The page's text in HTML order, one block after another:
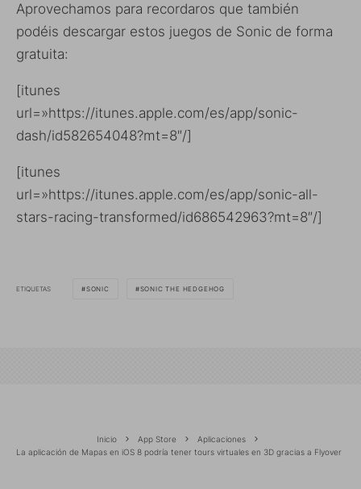
Aprovechamos para recordaros que también
podéis descargar estos juegos de Sonic de forma
gratuita:
[itunes
url=»https://itunes.apple.com/es/app/sonic-
dash/id582654048?mt=8″/]
[itunes
url=»https://itunes.apple.com/es/app/sonic-all-
stars-racing-transformed/id686542963?mt=8″/]
ETIQUETAS SONIC SONIC THE HEDGEHOG
Inicio App Store
Aplicaciones
La aplicación de Mapas en iOS 8 podría tener tours virtuales en 3D gracias a Flyover